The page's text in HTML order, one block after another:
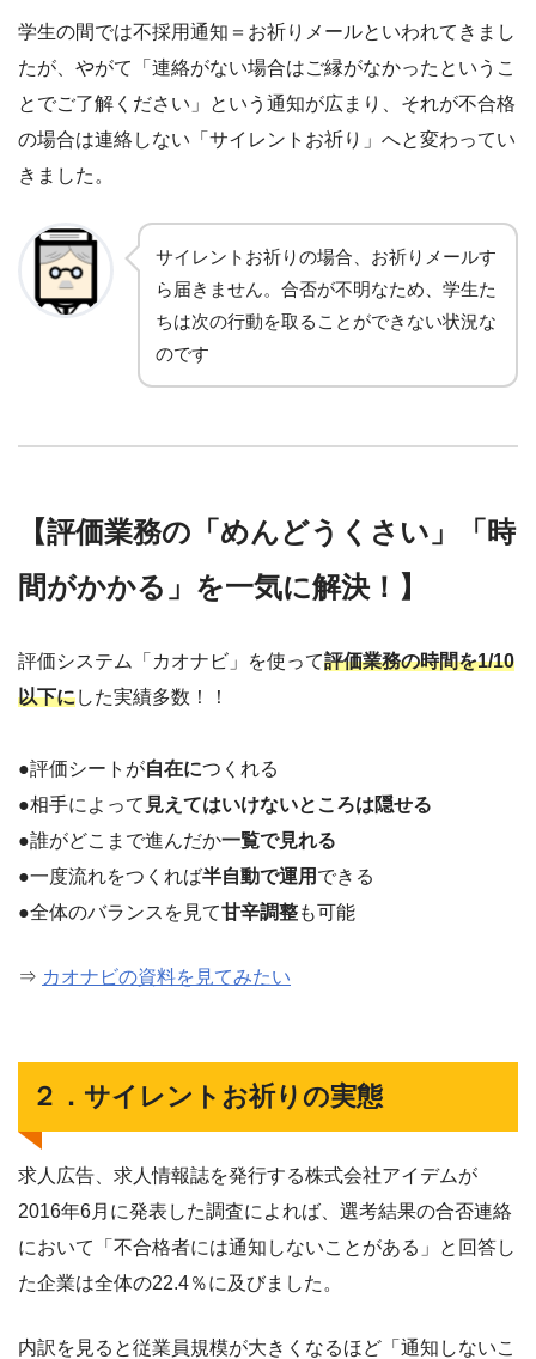
学生の間では不採用通知＝お祈りメールといわれてきまし
たが、やがて「連絡がない場合はご縁がなかったというこ
とでご了解ください」という通知が広まり、それが不合格
の場合は連絡しない「サイレントお祈り」へと変わってい
きました。
サイレントお祈りの場合、お祈りメールす
ら届きません。合否が不明なため、学生た
ちは次の行動を取ることができない状況な
のです
【評価業務の「めんどうくさい」「時
間がかかる」を一気に解決！】
評価システム「カオナビ」を使って評価業務の時間を1/10
以下にした実績多数！！
●評価シートが自在につくれる
●相手によって 見えてはいけないところは隠せる
●誰がどこまで進んだか一覧で見れる
●一度流れをつくれば半自動で運用 できる
●全体のバランスを見て甘辛調整も可能
⇒ カオナビの資料を見てみたい
２．サイレントお祈りの実態
求人広告、求人情報誌を発行する株式会社アイデムが
2016年6月に発表した調査によれば、選考結果の合否連絡
において「不合格者には通知しないことがある」と回答し
た企業は全体の22.4％に及びました。
内訳を見ると従業員規模が大きくなるほど「通知しないこ